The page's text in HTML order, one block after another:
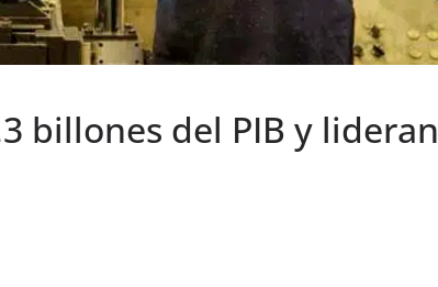
billones del PIB y lideran